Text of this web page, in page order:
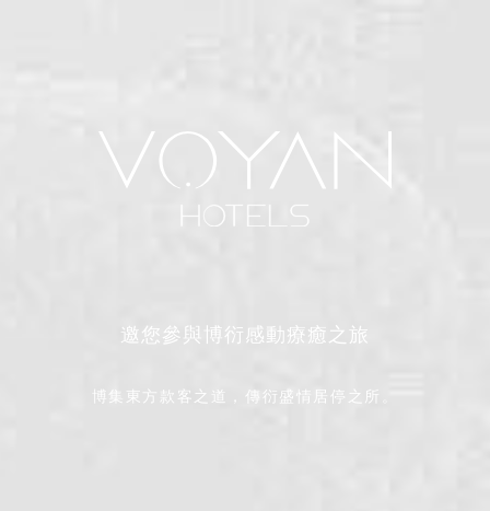
邀您參與博衍感動療癒之旅
博集東方款客之道，傳衍盛情居停之所。